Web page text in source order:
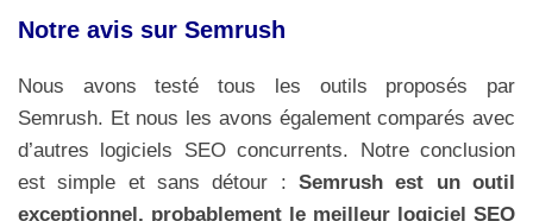
Notre avis sur Semrush
Nous avons testé tous les outils proposés par
Semrush. Et nous les avons également comparés avec
d’autres logiciels SEO concurrents. Notre conclusion
est simple et sans détour : Semrush est un outil
exceptionnel, probablement le meilleur logiciel SEO